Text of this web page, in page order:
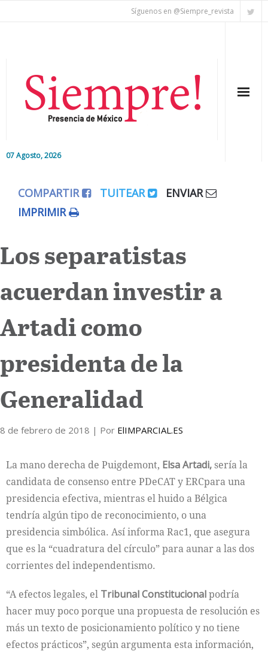
Síguenos en @Siempre_revista
07 Agosto, 2026
Editorial
Colaboradores
Internacional
Cultura
COMPARTIR TUITEAR
ENVIAR
IMPRIMIR
Los separatistas
acuerdan investir a
Artadi como
presidenta de la
Generalidad
8 de febrero de 2018 | Por ElIMPARCIAL.ES
La mano derecha de Puigdemont, Elsa Artadi,sería la
candidata de consenso entre PDeCAT y ERCpara una
presidencia efectiva, mientras el huido a Bélgica
tendría algún tipo de reconocimiento, o una
presidencia simbólica. Así informa Rac1, que asegura
que es la “cuadratura del círculo” para aunar a las dos
corrientes del independentismo.
“A efectos legales, el Tribunal Constitucionalpodría
hacer muy poco porque una propuesta de resolución es
más un texto de posicionamiento político y no tiene
efectos prácticos”, según argumenta esta información,